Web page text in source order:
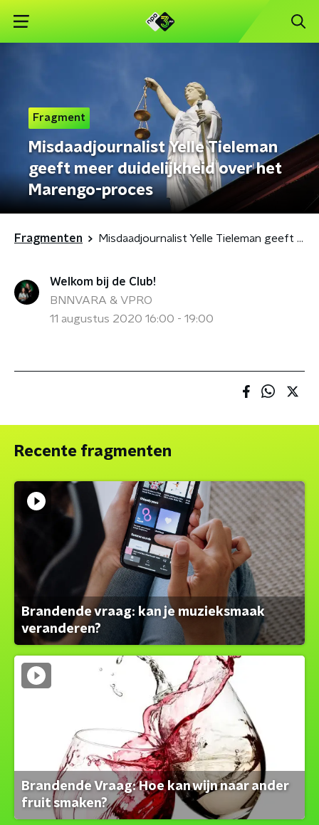
Fragment
Misdaadjournalist Yelle Tieleman
geeft meer duidelijkheid over het
Marengo-proces
Fragmenten Misdaadjournalist Yelle Tieleman geeft meer duidelijkheid over het Marengo-proces
Welkom bij de Club!
BNNVARA & VPRO
11 augustus 2020 16:00 - 19:00
Recente fragmenten
Brandende vraag: kan je muzieksmaak
veranderen?
Brandende Vraag: Hoe kan wijn naar ander
fruit smaken?